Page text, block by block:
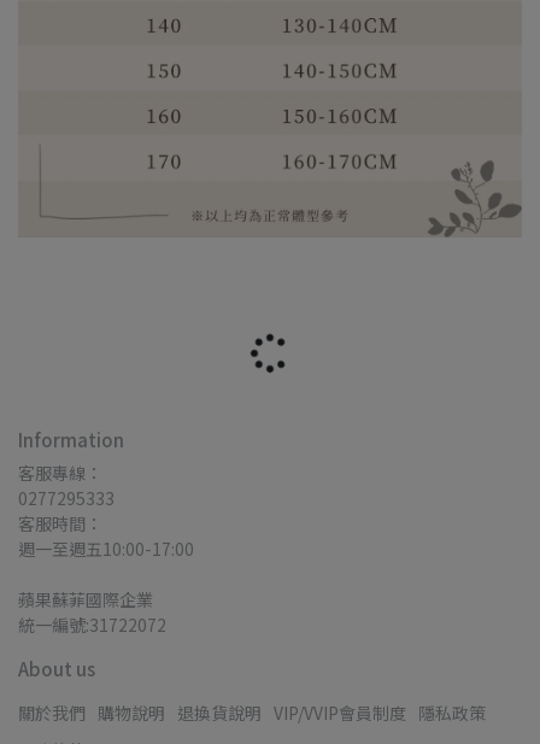
Information
客服專線：
0277295333
客服時間：
週一至週五10:00-17:00
蘋果蘇菲國際企業
統一編號:31722072
About us
關於我們 購物說明 退換貨說明 VIP/VVIP會員制度 隱私政策